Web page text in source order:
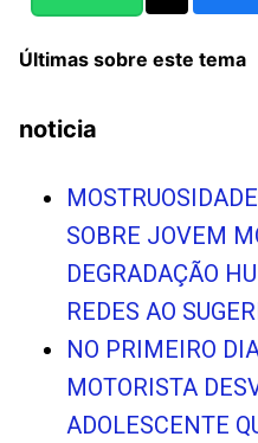
Últimas sobre este tema
noticia
SOBRE JOVEM
DEGRADAÇÃO
REDES AO
NO PRIMEIRO
MOTORISTA
ADOLESCENTE